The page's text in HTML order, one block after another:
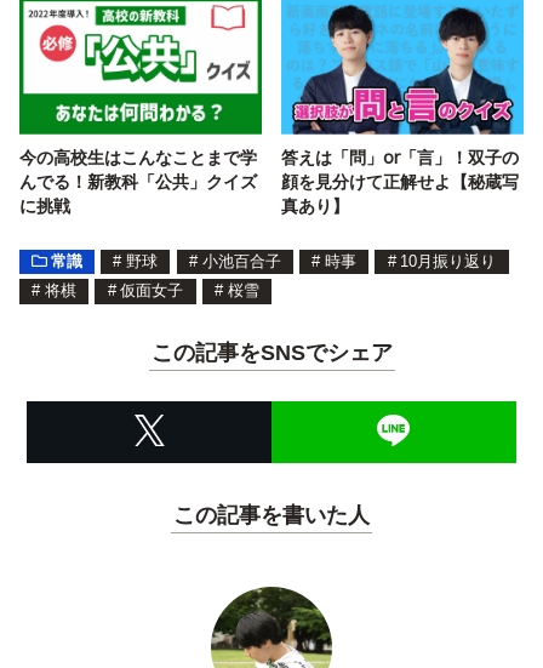
今の高校生はこんなことまで学
んでる！新教科「公共」クイズ
に挑戦
答えは「問」or「言」！双子の
顔を見分けて正解せよ【秘蔵写
真あり】
常識 # 野球 # 小池百合子 # 時事 # 10月振り返り
# 将棋 # 仮面女子 # 桜雪
この記事をSNSでシェア
この記事を書いた人